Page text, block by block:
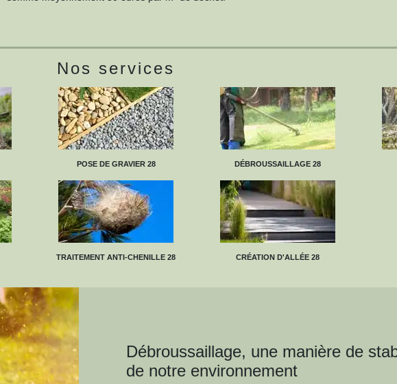
Nos services
POSE DE GRAVIER 28 DÉBROUSSAILLAGE 28
TRAITEMENT ANTI-CHENILLE 28 CRÉATION D'ALLÉE 28
Débroussaillage, une manière de
de notre environnement